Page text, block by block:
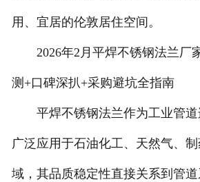
用、宜居的伦敦居住空间。
2026年2月平焊不锈钢法兰厂
测+口碑深扒+采购避坑全指南
平焊不锈钢法兰作为工业管道
广泛应用于石油化工、天然气、
域，其品质稳定性直接关系到管道